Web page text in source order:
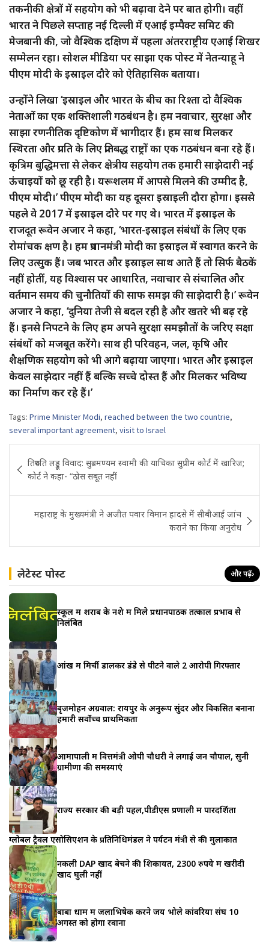
तकनीकी क्षेत्रों में सहयोग को भी बढ़ावा देने पर बात होगी। वहीं
भारत ने पिछले सप्ताह नई दिल्ली में एआई इम्पैक्ट समिट की
मेजबानी की, जो वैश्विक दक्षिण में पहला अंतरराष्ट्रीय एआई शिखर
सम्मेलन रहा। सोशल मीडिया पर साझा एक पोस्ट में नेतन्याहू ने
पीएम मोदी के इस्राइल दौरे को ऐतिहासिक बताया।
उन्होंने लिखा ‘इस्राइल और भारत के बीच का रिश्ता दो वैश्विक
नेताओं का एक शक्तिशाली गठबंधन है। हम नवाचार, सुरक्षा और
साझा रणनीतिक दृष्टिकोण में भागीदार हैं। हम साथ मिलकर
स्थिरता और प्रगति के लिए प्रतिबद्ध राष्ट्रों का एक गठबंधन बना रहे हैं।
कृत्रिम बुद्धिमत्ता से लेकर क्षेत्रीय सहयोग तक हमारी साझेदारी नई
ऊंचाइयों को छू रही है। यरूशलम में आपसे मिलने की उम्मीद है,
पीएम मोदी।’ पीएम मोदी का यह दूसरा इस्राइली दौरा होगा। इससे
पहले वे 2017 में इस्राइल दौरे पर गए थे। भारत में इस्राइल के
राजदूत रूवेन अजार ने कहा, ‘भारत-इस्राइल संबंधों के लिए एक
रोमांचक क्षण है। हम प्रधानमंत्री मोदी का इस्राइल में स्वागत करने के
लिए उत्सुक हैं। जब भारत और इस्राइल साथ आते हैं तो सिर्फ बैठकें
नहीं होतीं, यह विश्वास पर आधारित, नवाचार से संचालित और
वर्तमान समय की चुनौतियों की साफ समझ की साझेदारी है।’ रूवेन
अजार ने कहा, ‘दुनिया तेजी से बदल रही है और खतरे भी बढ़ रहे
हैं। इनसे निपटने के लिए हम अपने सुरक्षा समझौतों के जरिए सक्षा
संबंधों को मजबूत करेंगे। साथ ही परिवहन, जल, कृषि और
शैक्षणिक सहयोग को भी आगे बढ़ाया जाएगा। भारत और इस्राइल
केवल साझेदार नहीं हैं बल्कि सच्चे दोस्त हैं और मिलकर भविष्य
का निर्माण कर रहे हैं।’
Tags: Prime Minister Modi, reached between the two countrie,
several important agreement, visit to Israel
navigation
तिरुपति लड्डू विवाद: सुब्रमण्यम स्वामी की याचिका सुप्रीम कोर्ट में खारिज;
कोर्ट ने कहा- “ठोस सबूत नहीं
महाराष्ट्र के मुख्यमंत्री ने अजीत पवार विमान हादसे में सीबीआई जांच
कराने का किया अनुरोध
लेटेस्ट पोस्ट और पढ़ें›
स्कूल में शराब के नशे में मिले प्रधानपाठक तत्काल प्रभाव से
निलंबित
आंख में मिर्ची डालकर डंडे से पीटने वाले 2 आरोपी गिरफ्तार
बृजमोहन अग्रवाल: रायपुर के अनुरूप सुंदर और विकसित बनाना
हमारी सर्वोच्च प्राथमिकता
आमापाली में वित्तमंत्री ओपी चौधरी ने लगाई जन चौपाल, सुनी
ग्रामीणों की समस्याएं
राज्य सरकार की बड़ी पहल,पीडीएस प्रणाली में पारदर्शिता
ग्लोबल ट्रैवल एसोसिएशन के प्रतिनिधिमंडल ने पर्यटन मंत्री से की मुलाकात
नकली DAP खाद बेचने की शिकायत, 2300 रुपये में खरीदी
खाद घुली नहीं
बाबा धाम में जलाभिषेक करने जय भोले कांवरिया संघ 10
अगस्त को होगा रवाना